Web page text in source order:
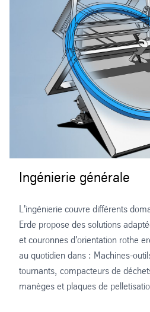
Ingénierie générale
L'ingénierie couvre différents
Erde propose des solutions
et couronnes d'orientation rothe
au quotidien dans : Machines-
tournants, compacteurs de
manèges et plaques de